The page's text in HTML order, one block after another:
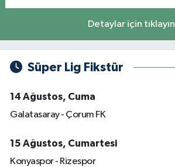
Detaylar için tıklayın
Süper Lig Fikstür
14 Ağustos, Cuma
Galatasaray - Çorum FK
15 Ağustos, Cumartesi
Konyaspor - Rizespor